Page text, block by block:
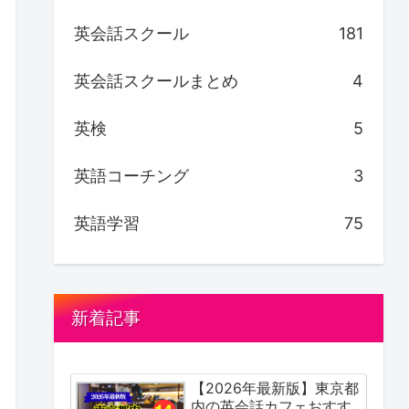
英会話スクール 181
英会話スクールまとめ 4
英検 5
英語コーチング 3
英語学習 75
新着記事
【2026年最新版】東京都